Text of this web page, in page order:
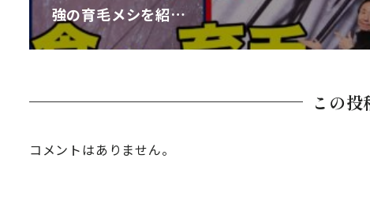
強の育毛メシを紹…
この投
コメントはありません。